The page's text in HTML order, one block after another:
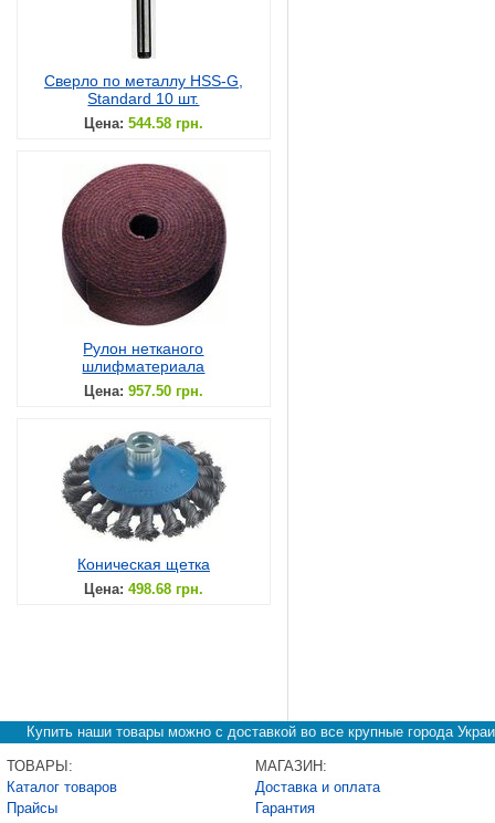
Сверло по металлу HSS-G,
Standard 10 шт.
Цена: 544.58 грн.
Рулон нетканого
шлифматериала
Цена: 957.50 грн.
Коническая щетка
Цена: 498.68 грн.
Купить наши товары можно с доставкой во все крупные города
ТОВАРЫ:
Каталог товаров
Прайсы
МАГАЗИН:
Доставка и оплата
Гарантия